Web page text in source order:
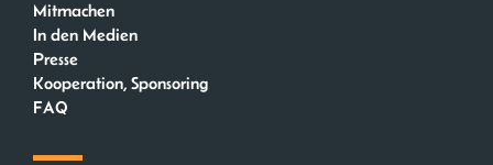
Mitmachen
In den Medien
Presse
Kooperation, Sponsoring
FAQ